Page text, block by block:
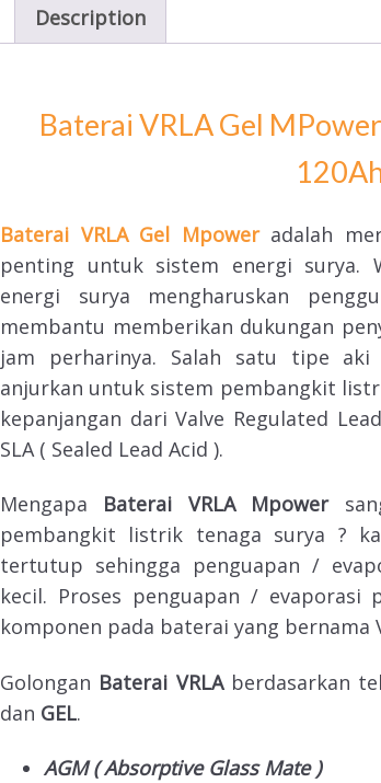
Description
Baterai VRLA Gel
Baterai VRLA Gel Mpoweradalah
penting untuk sistem energi surya.
energi surya mengharuskan
membantu memberikan dukungan
jam perharinya. Salah satu tipe
anjurkan untuk sistem pembangkit
kepanjangan dari Valve Regulated
SLA ( Sealed Lead Acid ).
Mengapa Baterai VRLA Mpower
pembangkit listrik tenaga surya ?
tertutup sehingga penguapan /
kecil. Proses penguapan /
komponen pada baterai yang bernama
Golongan Baterai VRLAberdasarkan
dan GEL.
AGM ( Absorptive Glass Mate )